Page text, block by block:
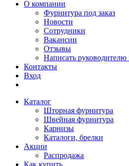
О компании
Фурнитура под заказ
Новости
Сотрудники
Вакансии
Отзывы
Написать
Контакты
Вход
Каталог
Шторная фурнитура
Швейная фурнитура
Карнизы
Каталоги, брелки
Акции
Распродажа
Как купить